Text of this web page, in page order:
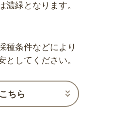
緑となります。
種条件などにより
としてください。
ちら